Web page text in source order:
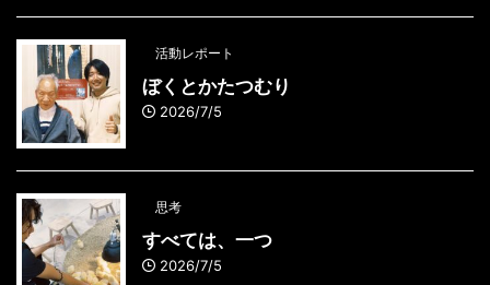
活動レポート
ぼくとかたつむり
2026/7/5
思考
すべては、一つ
2026/7/5